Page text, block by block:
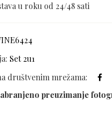
u roku od 24/48 sati
Set 2u1
društvenim mrežama:
preuzimanje